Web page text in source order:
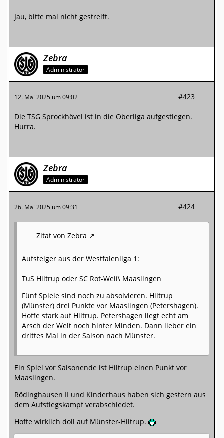
Jau, bitte mal nicht gestreift.
Zebra
Administrator
12. Mai 2025 um 09:02 #423
Die TSG Sprockhövel ist in die Oberliga aufgestiegen.
Hurra.
Zebra
Administrator
26. Mai 2025 um 09:31 #424
Zitat von Zebra
Aufsteiger aus der Westfalenliga 1:
TuS Hiltrup oder SC Rot-Weiß Maaslingen
Fünf Spiele sind noch zu absolvieren. Hiltrup
(Münster) drei Punkte vor Maaslingen (Petershagen).
Hoffe stark auf Hiltrup. Petershagen liegt echt am
Arsch der Welt noch hinter Minden. Dann lieber ein
drittes Mal in der Saison nach Münster.
Ein Spiel vor Saisonende ist Hiltrup einen Punkt vor
Maaslingen.
Rödinghausen II und Kinderhaus haben sich gestern aus
dem Aufstiegskampf verabschiedet.
Hoffe wirklich doll auf Münster-Hiltrup.